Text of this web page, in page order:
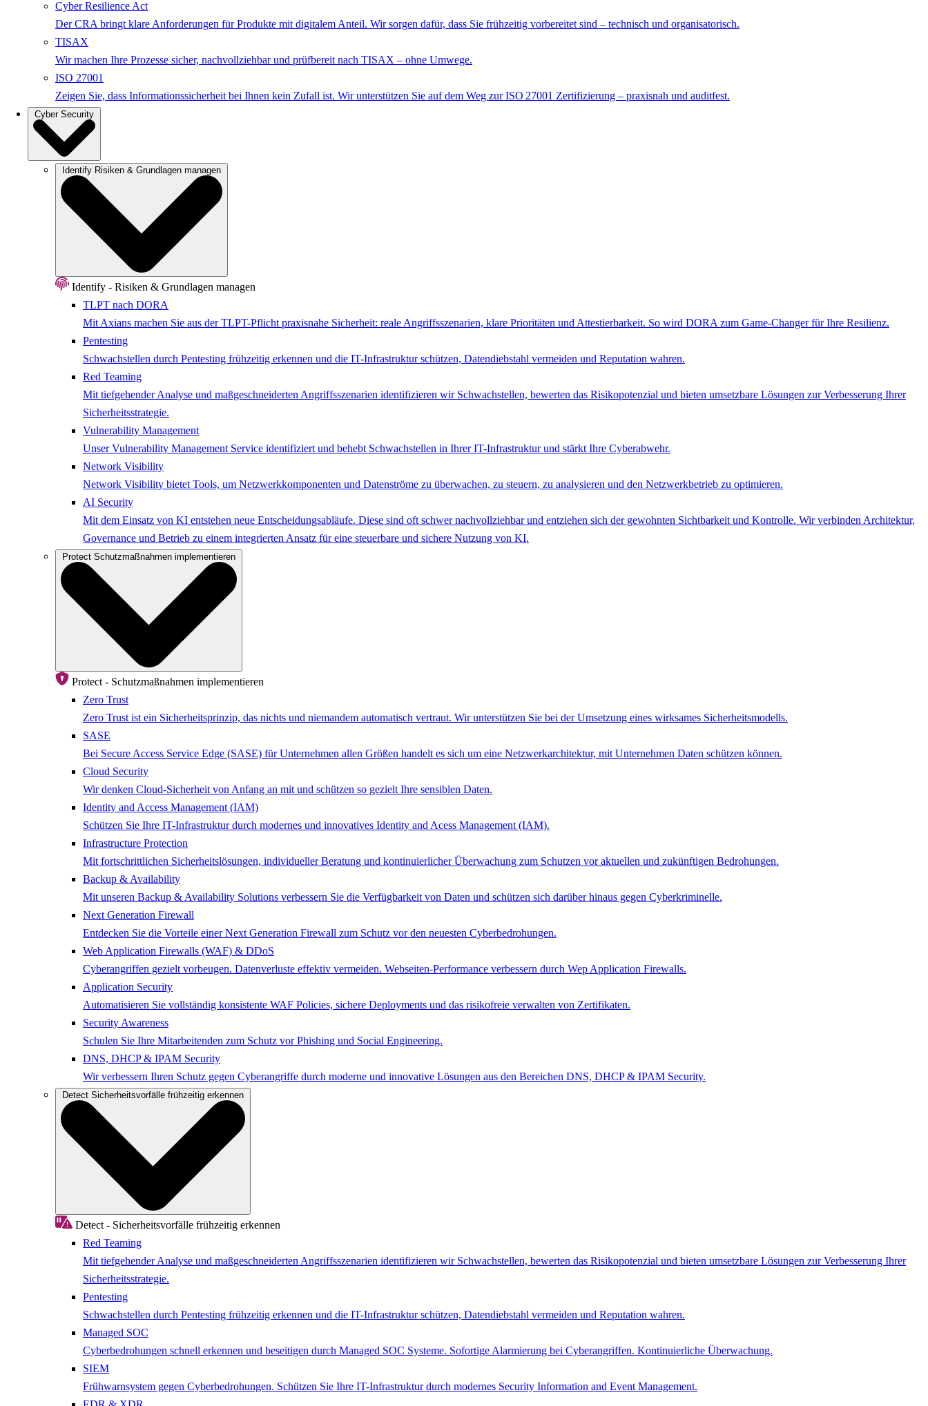
Cyber Resilience Act
Der CRA bringt klare Anforderungen für Produkte mit digitalem Anteil. Wir sorgen dafür, dass Sie frühzeitig vorbereitet sind – technisch und organisatorisch.
TISAX
Wir machen Ihre Prozesse sicher, nachvollziehbar und prüfbereit nach TISAX – ohne Umwege.
ISO 27001
Zeigen Sie, dass Informationssicherheit bei Ihnen kein Zufall ist. Wir unterstützen Sie auf dem Weg zur ISO 27001 Zertifizierung – praxisnah und auditfest.
Cyber Security
Identify Risiken & Grundlagen managen
Identify - Risiken & Grundlagen managen
TLPT nach DORA
Mit Axians machen Sie aus der TLPT-Pflicht praxisnahe Sicherheit: reale Angriffsszenarien, klare Prioritäten und Attestierbarkeit. So wird DORA zum Game-Changer für Ihre Resilienz.
Pentesting
Schwachstellen durch Pentesting frühzeitig erkennen und die IT-Infrastruktur schützen, Datendiebstahl vermeiden und Reputation wahren.
Red Teaming
Mit tiefgehender Analyse und maßgeschneiderten Angriffsszenarien identifizieren wir Schwachstellen, bewerten das Risikopotenzial und bieten umsetzbare Lösungen zur Verbesserung Ihrer
Sicherheitsstrategie.
Vulnerability Management
Unser Vulnerability Management Service identifiziert und behebt Schwachstellen in Ihrer IT-Infrastruktur und stärkt Ihre Cyberabwehr.
Network ​Visibility
Network Visibility bietet Tools, um Netzwerkkomponenten und Datenströme zu überwachen, zu steuern, zu analysieren und den Netzwerkbetrieb zu optimieren.
AI Security
Mit dem Einsatz von KI entstehen neue Entscheidungsabläufe. Diese sind oft schwer nachvollziehbar und entziehen sich der gewohnten Sichtbarkeit und Kontrolle. Wir verbinden Architektur,
Governance und Betrieb zu einem integrierten Ansatz für eine steuerbare und sichere Nutzung von KI.
Protect Schutzmaßnahmen implementieren
Protect - Schutzmaßnahmen implementieren
Zero Trust
Zero Trust ist ein Sicherheitsprinzip, das nichts und niemandem automatisch vertraut. Wir unterstützen Sie bei der Umsetzung eines wirksames Sicherheitsmodells.
SASE
Bei Secure Access Service Edge (SASE) für Unternehmen allen Größen handelt es sich um eine Netzwerkarchitektur, mit Unternehmen Daten schützen können.
Cloud Security
Wir denken Cloud-Sicherheit von Anfang an mit und schützen so gezielt Ihre sensiblen Daten.
Identity and Access Management (IAM)
Schützen Sie Ihre IT-Infrastruktur durch modernes und innovatives Identity and Acess Management (IAM).
Infrastructure Protection
Mit fortschrittlichen Sicherheitslösungen, individueller Beratung und kontinuierlicher Überwachung zum Schutzen vor aktuellen und zukünftigen Bedrohungen.
Backup & Availability
Mit unseren Backup & Availability Solutions verbessern Sie die Verfügbarkeit von Daten und schützen sich darüber hinaus gegen Cyberkriminelle.
Next Generation Firewall
Entdecken Sie die Vorteile einer Next Generation Firewall zum Schutz vor den neuesten Cyberbedrohungen.
Web Application Firewalls (WAF) & DDoS
Cyberangriffen gezielt vorbeugen. Datenverluste effektiv vermeiden. Webseiten-Performance verbessern durch Wep Application Firewalls.
Application Security
Automatisieren Sie vollständig konsistente WAF Policies, sichere Deployments und das risikofreie verwalten von Zertifikaten.
Security Awareness
Schulen Sie Ihre Mitarbeitenden zum Schutz vor Phishing und Social Engineering.
DNS, DHCP & IPAM Security
Wir verbessern Ihren Schutz gegen Cyberangriffe durch moderne und innovative Lösungen aus den Bereichen DNS, DHCP & IPAM Security.
Detect Sicherheitsvorfälle frühzeitig erkennen
Detect - Sicherheitsvorfälle frühzeitig erkennen
Red Teaming
Mit tiefgehender Analyse und maßgeschneiderten Angriffsszenarien identifizieren wir Schwachstellen, bewerten das Risikopotenzial und bieten umsetzbare Lösungen zur Verbesserung Ihrer
Sicherheitsstrategie.
Pentesting
Schwachstellen durch Pentesting frühzeitig erkennen und die IT-Infrastruktur schützen, Datendiebstahl vermeiden und Reputation wahren.
Managed SOC
Cyberbedrohungen schnell erkennen und beseitigen durch Managed SOC Systeme. Sofortige Alarmierung bei Cyberangriffen. Kontinuierliche Überwachung.
SIEM
Frühwarnsystem gegen Cyberbedrohungen. Schützen Sie Ihre IT-Infrastruktur durch modernes Security Information and Event Management.